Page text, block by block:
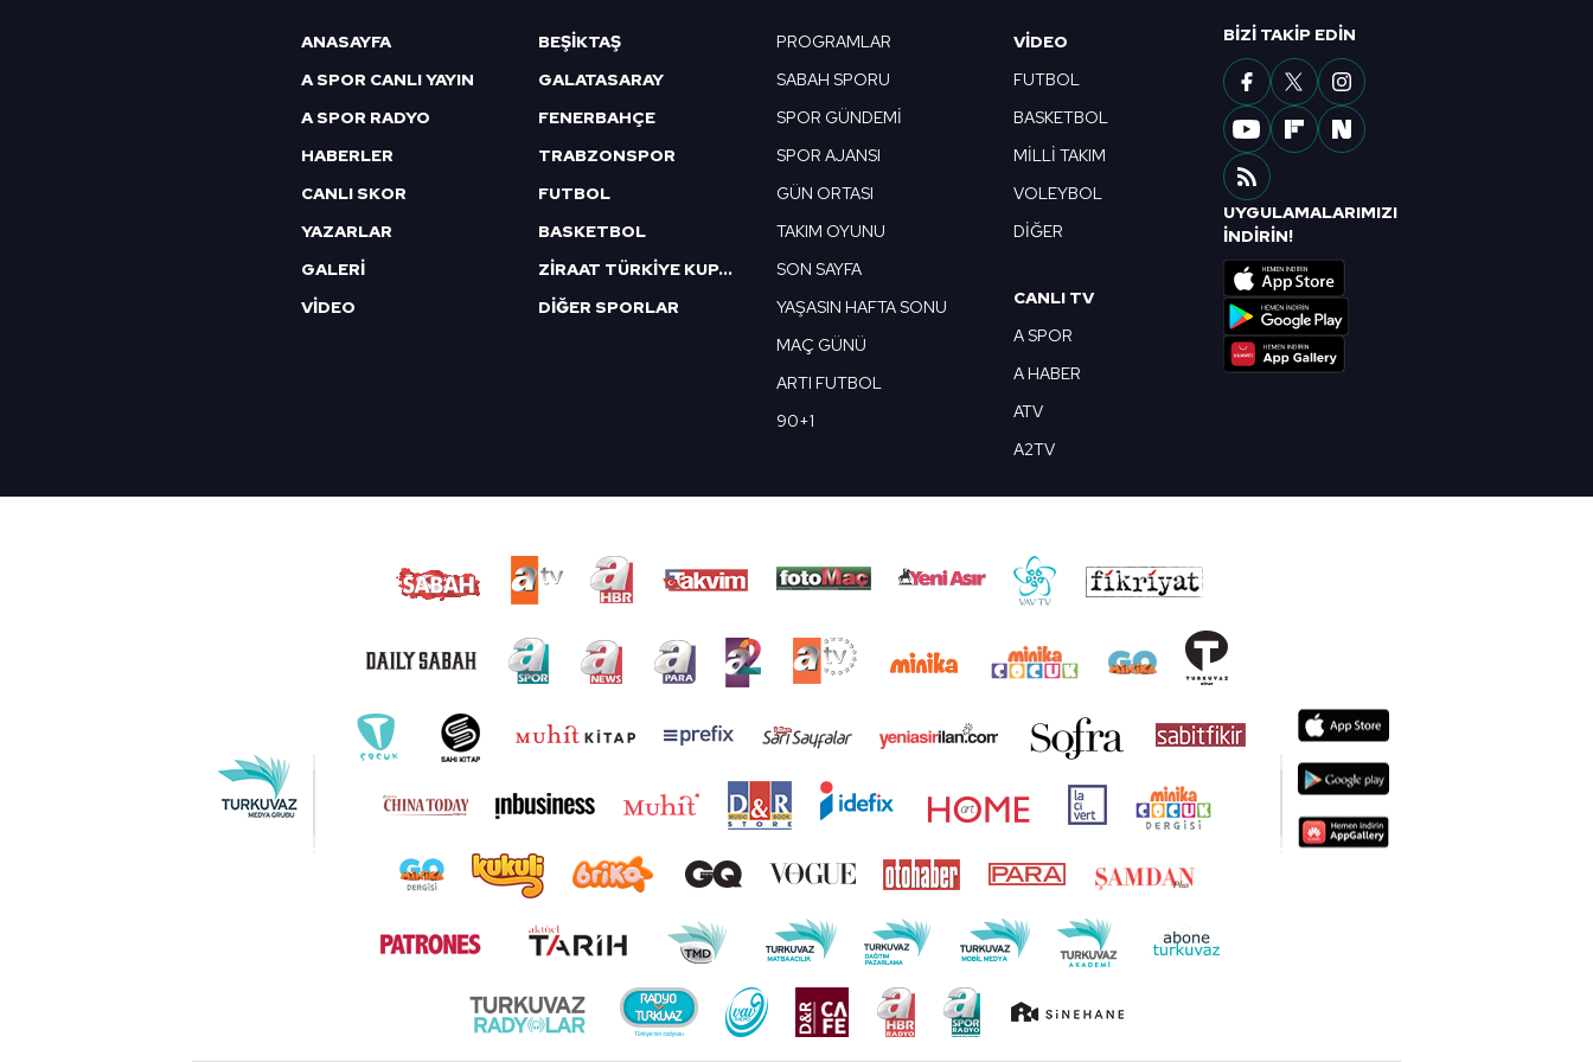
mevzuata uygun olarak kullanılan çerezlerle ilgili bilgi almak için lütfentıklayınız
ANASAYFA
A SPOR CANLI YAYIN
A SPOR RADYO
HABERLER
CANLI SKOR
YAZARLAR
GALERİ
VİDEO
BEŞİKTAŞ
GALATASARAY
FENERBAHÇE
TRABZONSPOR
FUTBOL
BASKETBOL
ZİRAAT TÜRKİYE KUPASI
DİĞER SPORLAR
PROGRAMLAR
SABAH SPORU
SPOR GÜNDEMİ
SPOR AJANSI
GÜN ORTASI
TAKIM OYUNU
SON SAYFA
YAŞASIN HAFTA SONU
MAÇ GÜNÜ
ARTI FUTBOL
90+1
VIDEO
FUTBOL
BASKETBOL
MİLLİ TAKIM
VOLEYBOL
DİĞER
CANLI TV
A SPOR
A HABER
ATV
A2TV
BIZI TAKIP EDIN
UYGULAMALARIMIZI
İNDİRİN!